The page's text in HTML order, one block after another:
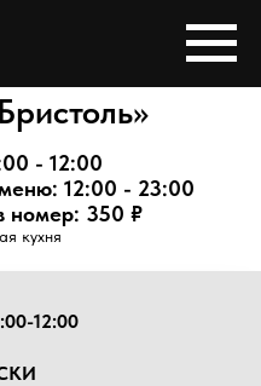
- 12:00
12:00 - 23:00
номер: 350 ₽
кухня
12:00